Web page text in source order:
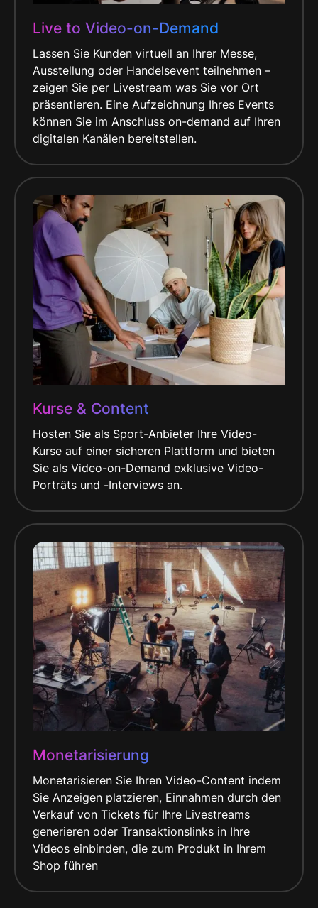
Live to Video-on-Demand
Lassen Sie Kunden virtuell an Ihrer Messe,
Ausstellung oder Handelsevent teilnehmen –
zeigen Sie per Livestream was Sie vor Ort
präsentieren. Eine Aufzeichnung Ihres Events
können Sie im Anschluss on-demand auf Ihren
digitalen Kanälen bereitstellen.​
Kurse & Content
Hosten Sie als Sport-Anbieter Ihre Video-
Kurse auf einer sicheren Plattform und bieten
Sie als Video-on-Demand exklusive Video-
Porträts und -Interviews an.​
Monetarisierung
Monetarisieren Sie Ihren Video-Content indem
Sie Anzeigen platzieren, Einnahmen durch den
Verkauf von Tickets für Ihre Livestreams
generieren oder Transaktionslinks in Ihre
Videos einbinden, die zum Produkt in Ihrem
Shop führen​